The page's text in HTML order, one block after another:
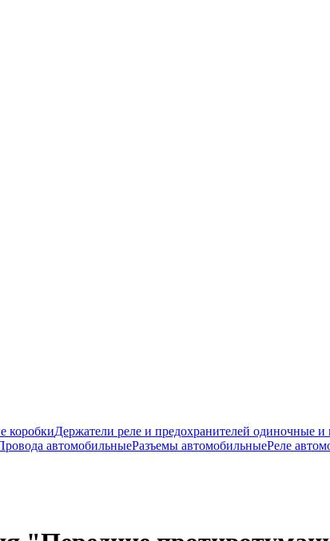
коробкиДержатели реле и предохранителей одиночные и
автомобильныеРазъемы автомобильныеРеле